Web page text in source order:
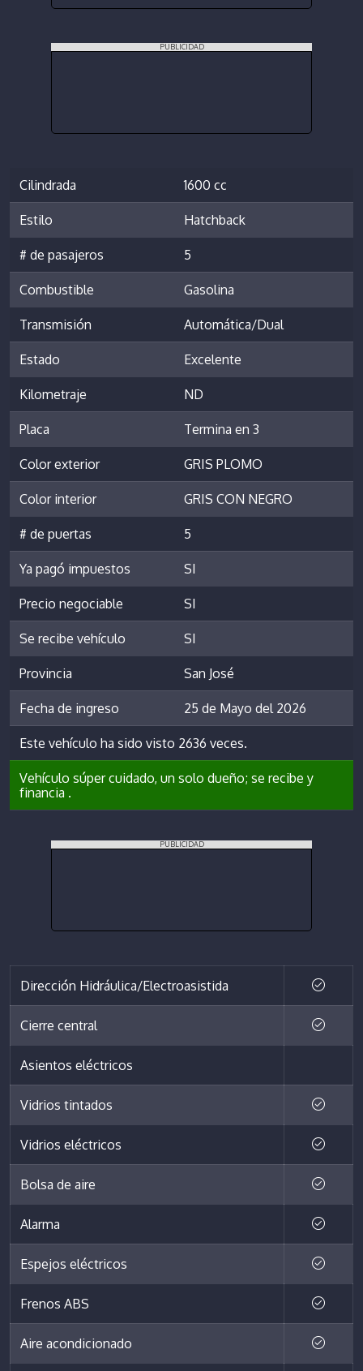
PUBLICIDAD
Cilindrada 1600 cc
Estilo Hatchback
# de pasajeros 5
Combustible Gasolina
Transmisión Automática/Dual
Estado Excelente
Kilometraje ND
Placa Termina en 3
Color exterior GRIS PLOMO
Color interior GRIS CON NEGRO
# de puertas 5
Ya pagó impuestos SI
Precio negociable SI
Se recibe vehículo SI
Provincia San José
Fecha de ingreso 25 de Mayo del 2026
Este vehículo ha sido visto 2636 veces.
Vehículo súper cuidado, un solo dueño; se recibe y
financia .
PUBLICIDAD
Dirección Hidráulica/Electroasistida
Cierre central
Asientos eléctricos
Vidrios tintados
Vidrios eléctricos
Bolsa de aire
Alarma
Espejos eléctricos
Frenos ABS
Aire acondicionado